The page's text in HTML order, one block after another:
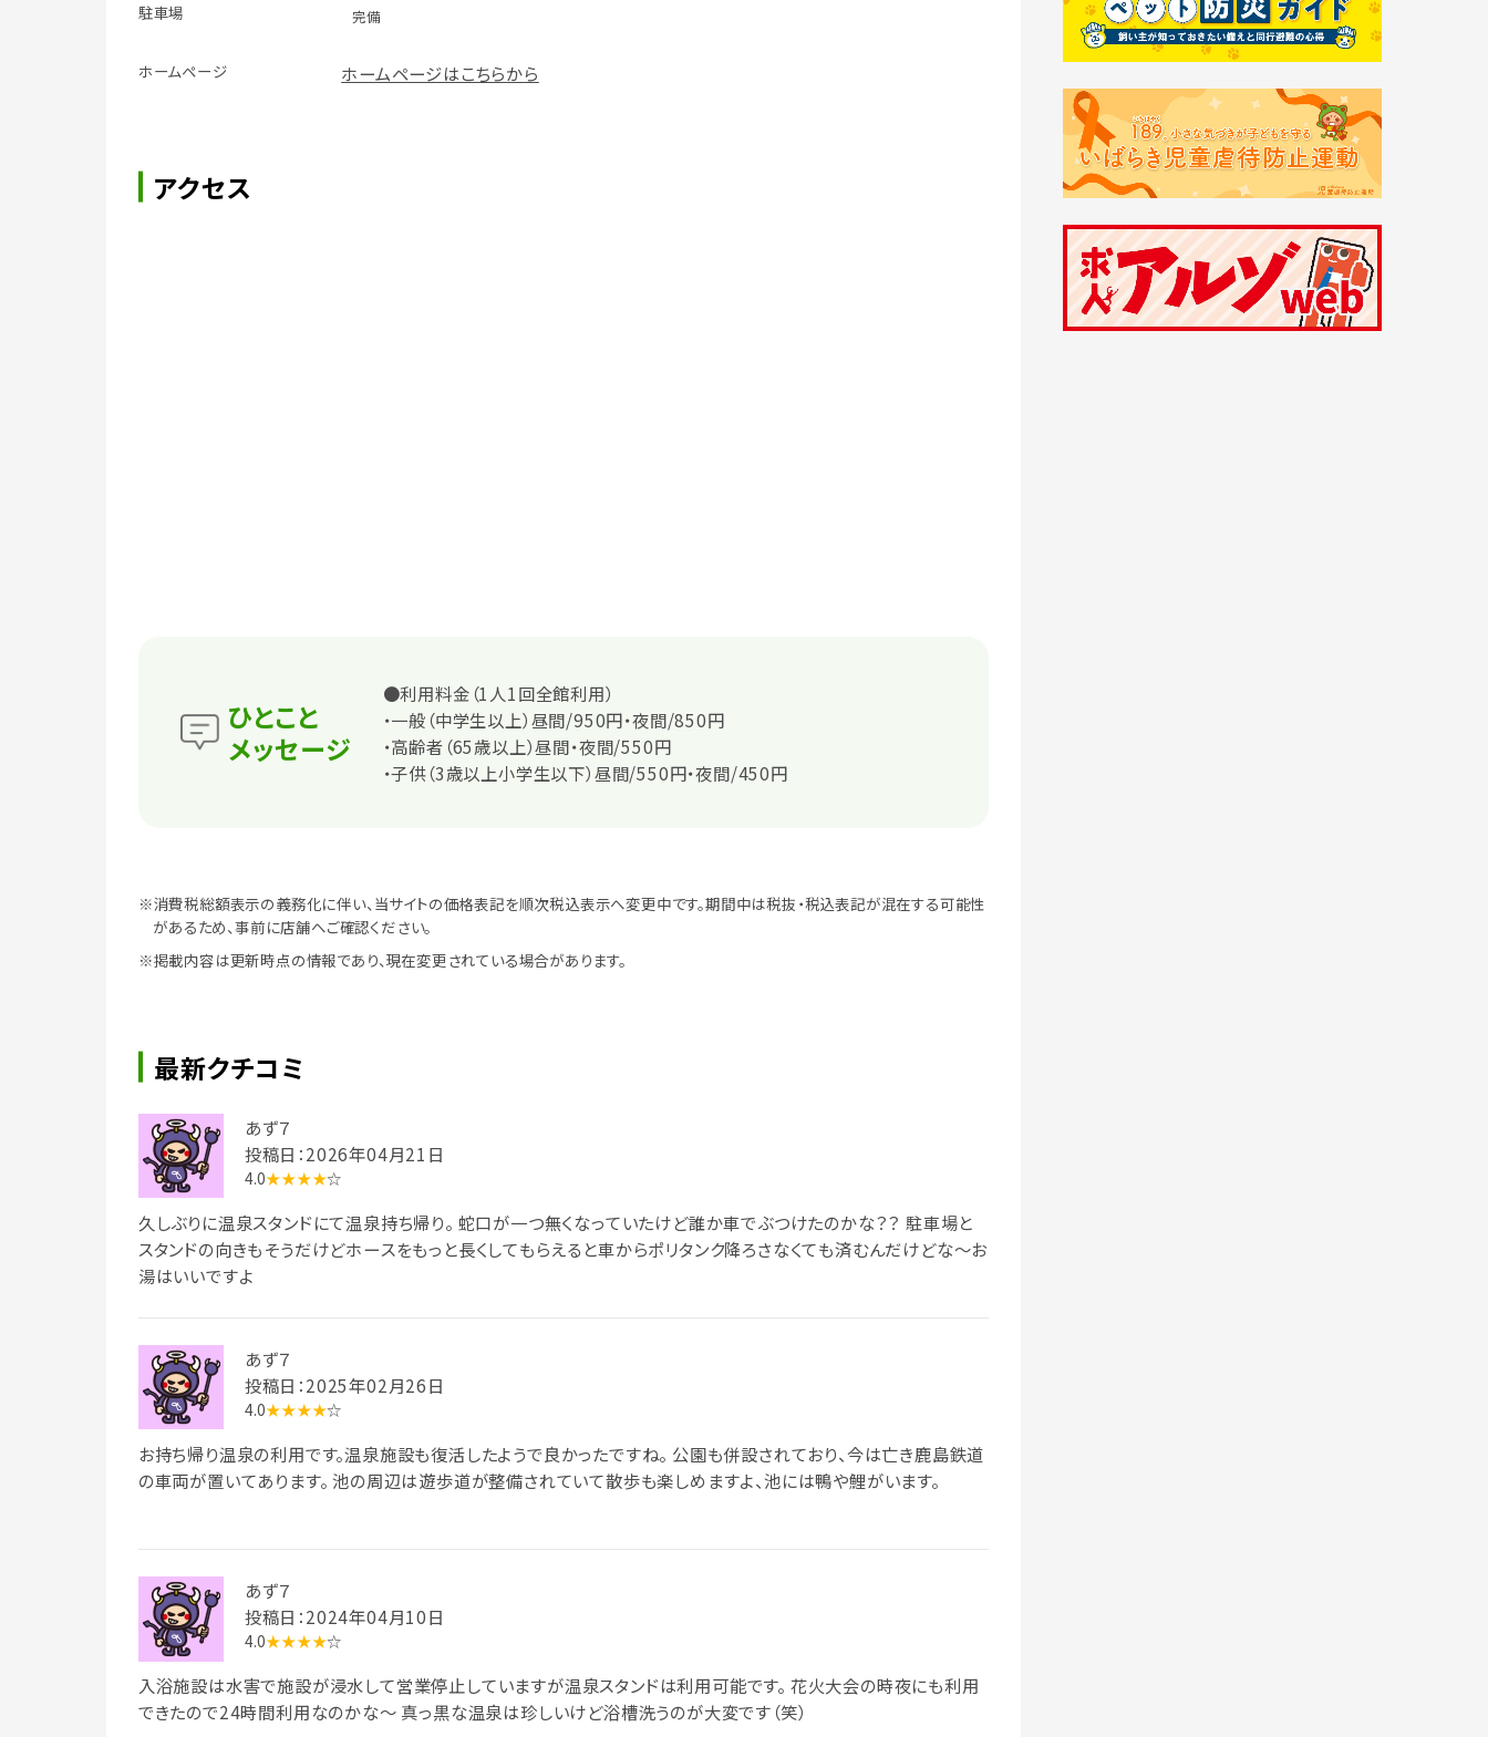
駐車場 完備
ホームページ ホームページはこちらから
アクセス
ひとこと
メッセージ
●利用料金（1人1回全館利用）
・一般（中学生以上）昼間/950円・夜間/850円
・高齢者（65歳以上）昼間・夜間/550円
・子供（3歳以上小学生以下）昼間/550円・夜間/450円
※消費税総額表示の義務化に伴い、当サイトの価格表記を順次税込表示へ変更中です。期間中は税抜・税込表記が混在する可能性
があるため、事前に店舗へご確認ください。
※掲載内容は更新時点の情報であり、現在変更されている場合があります。
最新クチコミ
あず７
投稿日：2026年04月21日
4.0★★★★☆
久しぶりに温泉スタンドにて温泉持ち帰り。 蛇口が一つ無くなっていたけど誰か車でぶつけたのかな？？ 駐車場と
スタンドの向きもそうだけどホースをもっと長くしてもらえると車からポリタンク降ろさなくても済むんだけどな～お
湯はいいですよ
あず７
投稿日：2025年02月26日
4.0★★★★☆
お持ち帰り温泉の利用です。温泉施設も復活したようで良かったですね。 公園も併設されており、今は亡き鹿島鉄道
の車両が置いてあります。 池の周辺は遊歩道が整備されていて散歩も楽しめますよ、池には鴨や鯉がいます。
あず７
投稿日：2024年04月10日
4.0★★★★☆
入浴施設は水害で施設が浸水して営業停止していますが温泉スタンドは利用可能です。 花火大会の時夜にも利用
できたので24時間利用なのかな～ 真っ黒な温泉は珍しいけど浴槽洗うのが大変です（笑）